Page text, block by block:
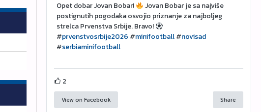
Opet dobar Jovan Bobar!
Jovan Bobar je sa najviše
postignutih pogodaka osvojio priznanje za najboljeg
strelca Prvenstva Srbije. Bravo!
#prvenstvosrbije2026 #minifootball#novisad
#serbiaminifootball
2
View on Facebook Share